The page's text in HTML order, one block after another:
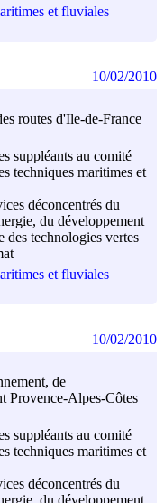
et fluviales
routes d'Ile-de-France
suppléants au comité
techniques maritimes et
déconcentrés du
du développement
des technologies vertes
et fluviales
10/02/2010
de
Provence-Alpes-Côtes
suppléants au comité
techniques maritimes et
déconcentrés du
10/02/2010